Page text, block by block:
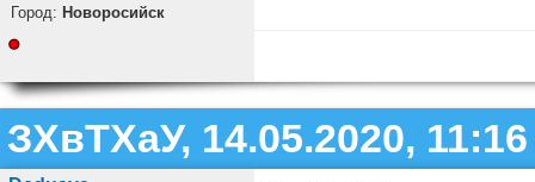
Город: Новоросийск
ЗХвТХаУ, 14.05.2020, 11:16